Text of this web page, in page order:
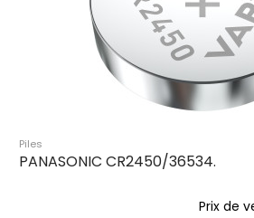
Piles
PANASONIC CR2450/36534.
Prix de